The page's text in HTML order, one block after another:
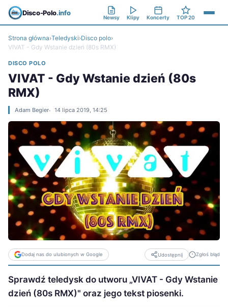
Disco-Polo.info
Newsy Klipy Koncerty TOP 20
Strona główna›Teledyski›Disco polo›
VIVAT - Gdy Wstanie dzień (80s RMX)
DISCO POLO
VIVAT - Gdy Wstanie dzień (80s
RMX)
Adam Begier 14 lipca 2019, 14:25
Dodaj nas do ulubionych w Google Udostępnij Zgłoś błąd
Sprawdź teledysk do utworu „VIVAT - Gdy Wstanie
dzień (80s RMX)" oraz jego tekst piosenki.